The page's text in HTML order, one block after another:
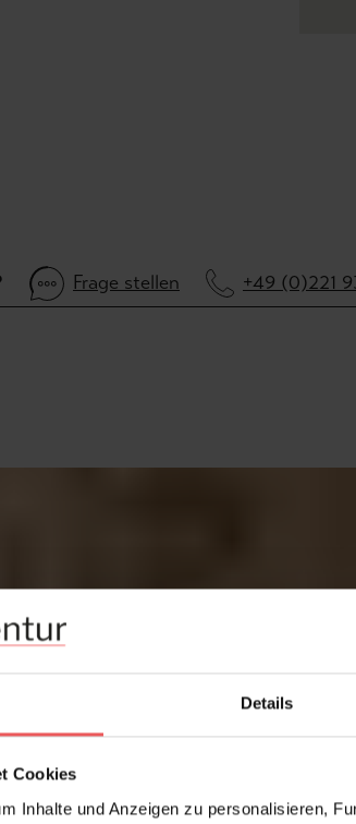
Details
Cookies
Inhalte und Anzeigen zu personalisieren,
Frage stellen +49 (0)221